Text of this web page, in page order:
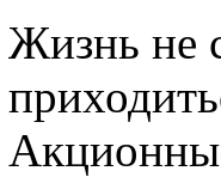
Жизнь не